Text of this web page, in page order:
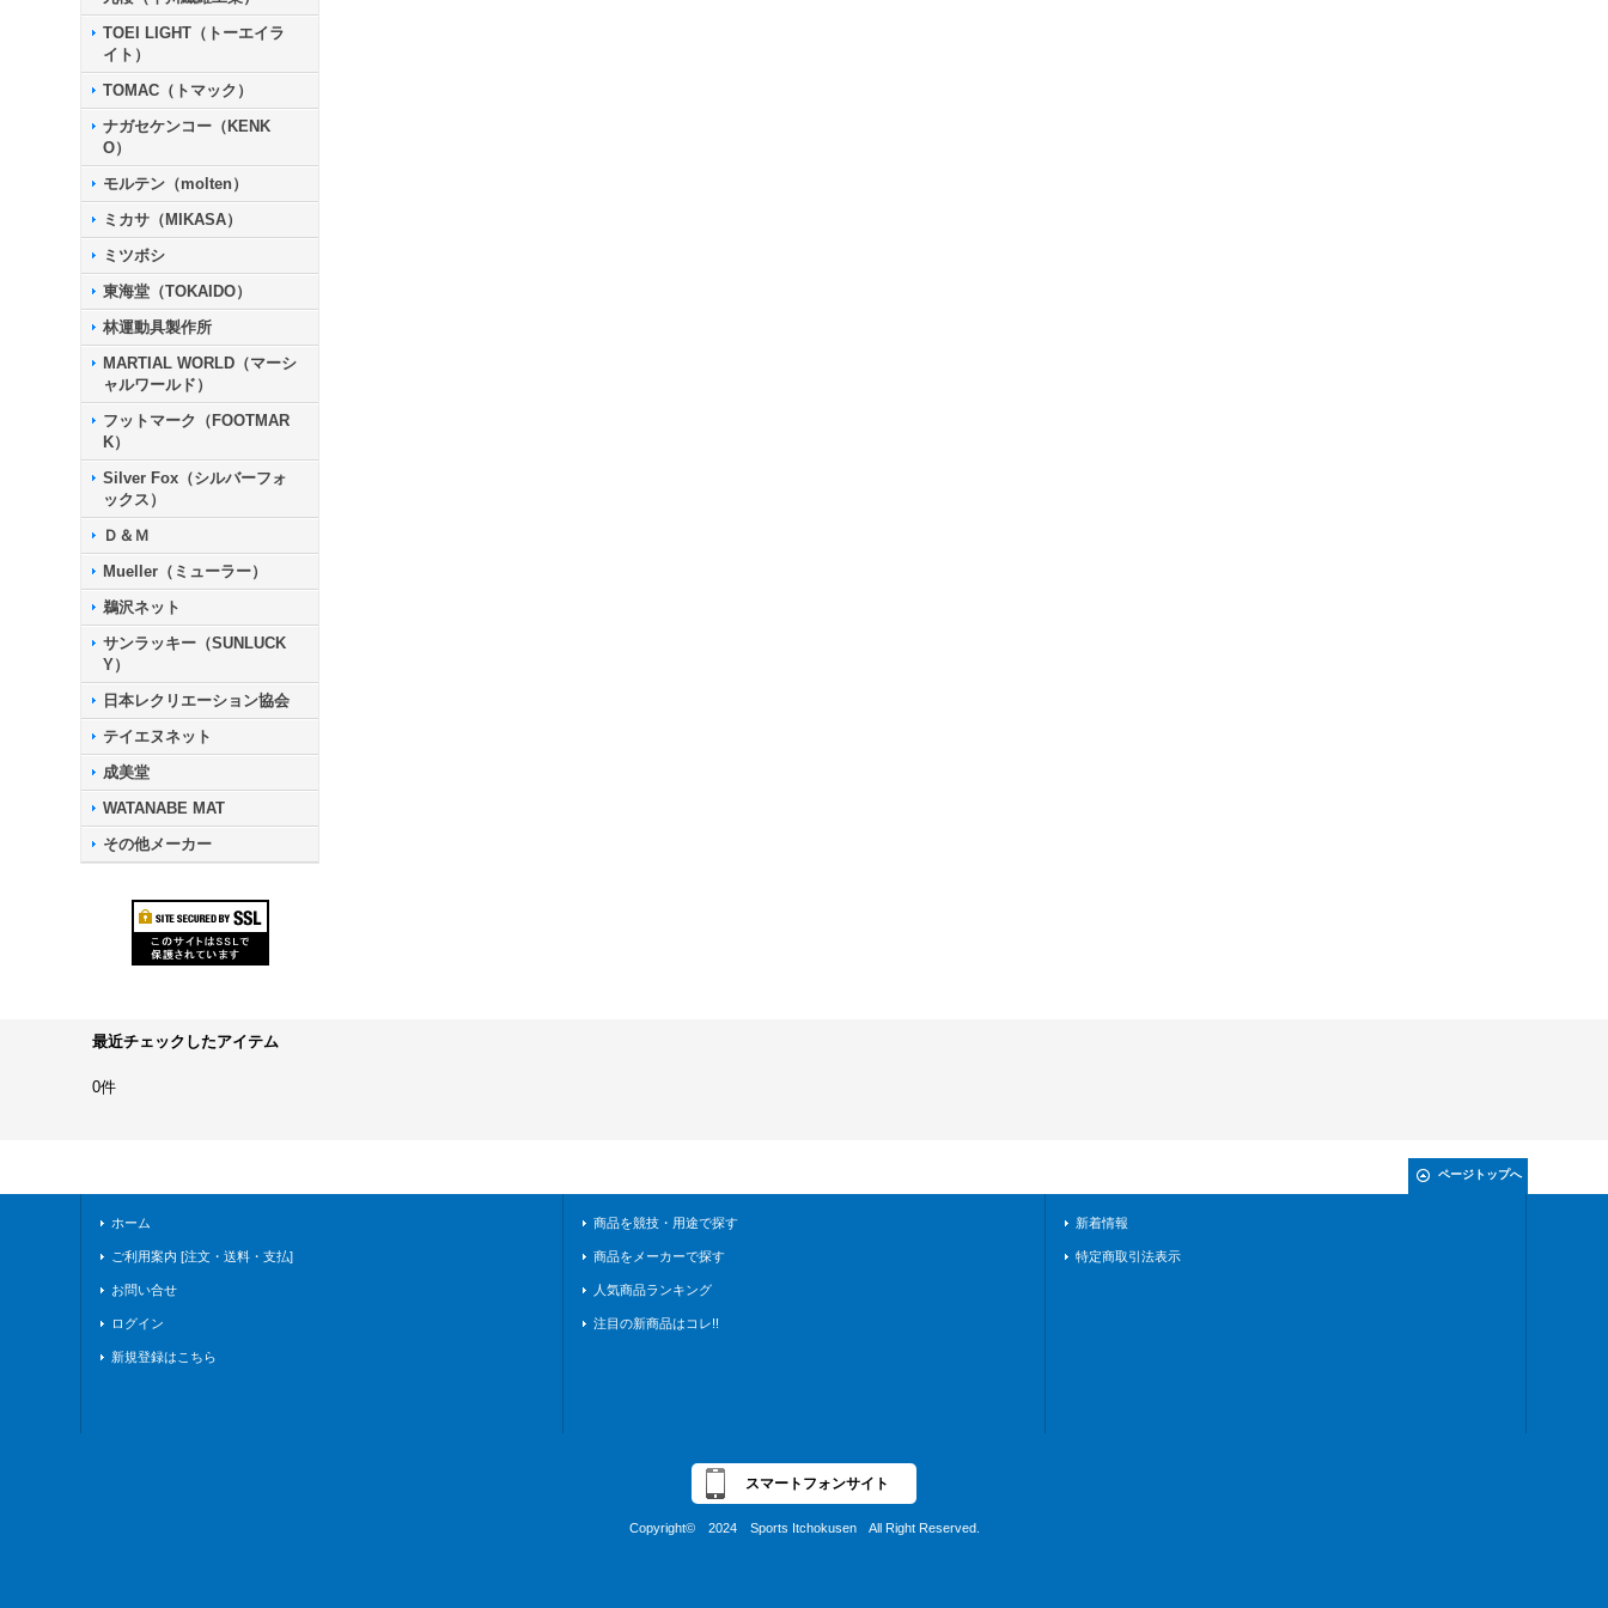
TOEI LIGHT（トーエイラ
イト）
TOMAC（トマック）
ナガセケンコー（KENK
O）
モルテン（molten）
ミカサ（MIKASA）
ミツボシ
東海堂（TOKAIDO）
林運動具製作所
MARTIAL WORLD（マーシ
ャルワールド）
フットマーク（FOOTMAR
K）
Silver Fox（シルバーフォ
ックス）
Ｄ＆Ｍ
Mueller（ミューラー）
鵜沢ネット
サンラッキー（SUNLUCK
Y）
日本レクリエーション協会
テイエヌネット
成美堂
WATANABE MAT
その他メーカー
最近チェックしたアイテム
0件
ページトップへ
ホーム
ご利用案内 [注文・送料・支払]
お問い合せ
ログイン
新規登録はこちら
商品を競技・用途で探す
商品をメーカーで探す
人気商品ランキング
注目の新商品はコレ!!
新着情報
特定商取引法表示
スマートフォンサイト
Copyright© 2024 Sports Itchokusen All Right Reserved.